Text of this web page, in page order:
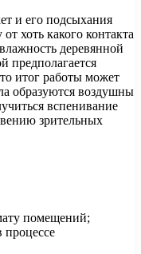
и его подсыхания
хоть какого контакта
деревянной
предполагается
итог работы может
образуются воздушны
вспенивание
зрительных
помещений;
процессе